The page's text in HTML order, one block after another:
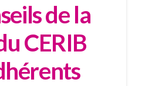
de la
CERIB